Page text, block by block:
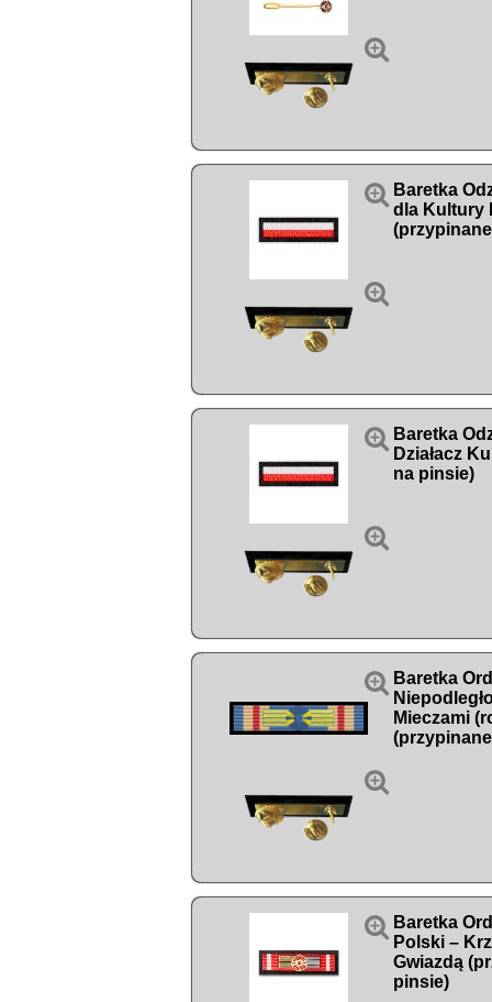



Baretka
dla Kultury


Baretka
Działacz
na pinsie)


Baretka
Mieczami
 Baretka
Polski –
Gwiazdą
pinsie)